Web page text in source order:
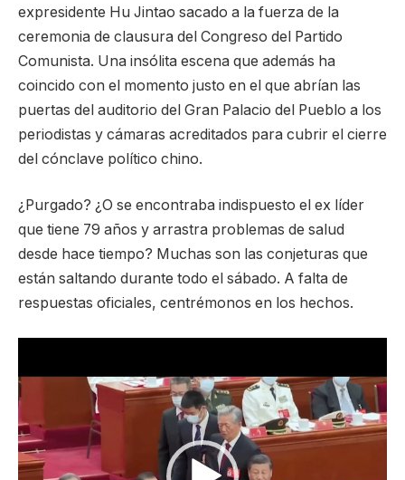
expresidente Hu Jintao sacado a la fuerza de la
ceremonia de clausura del Congreso del Partido
Comunista. Una insólita escena que además ha
coincido con el momento justo en el que abrían las
puertas del auditorio del Gran Palacio del Pueblo a los
periodistas y cámaras acreditados para cubrir el cierre
del cónclave político chino.
¿Purgado? ¿O se encontraba indispuesto el ex líder
que tiene 79 años y arrastra problemas de salud
desde hace tiempo? Muchas son las conjeturas que
están saltando durante todo el sábado. A falta de
respuestas oficiales, centrémonos en los hechos.
de
video